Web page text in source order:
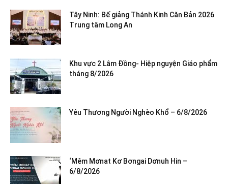
Tây Ninh: Bế giảng Thánh Kinh Căn Bản 2026
Trung tâm Long An
Khu vực 2 Lâm Đồng- Hiệp nguyện Giáo phẩm
tháng 8/2026
Yêu Thương Người Nghèo Khổ – 6/8/2026
‘Mêm Mơnat Kơ Bơngai Dơnuh Hin –
6/8/2026